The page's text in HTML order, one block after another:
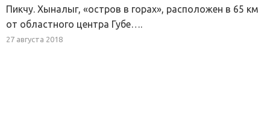
Пикчу. Хыналыг, «остров в горах», расположен в 65 км
от областного центра Губе….
27 августа 2018